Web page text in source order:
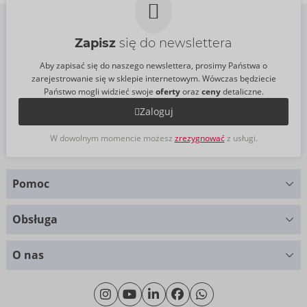
Zapisz się do newslettera
Aby zapisać się do naszego newslettera, prosimy Państwa o
zarejestrowanie się w sklepie internetowym. Wówczas będziecie
Państwo mogli widzieć swoje ofertyoraz cenydetaliczne.
Zaloguj
W dowolnym momencie możesz zrezygnowaćz usługi.
Pomoc
Poniedziałek - Czwartek: 09.00 - 16.00
Piątek: 09.00 - 15.00
Obsługa
O nas
O nas